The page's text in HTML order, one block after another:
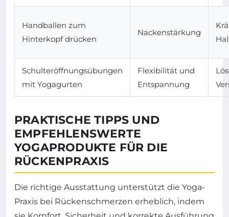
Handballen zum
Hinterkopf drücken
Nackenstärkung
Schulteröffnungsübungen
mit Yogagurten
Flexibilität und
Entspannung
PRAKTISCHE TIPPS UND
EMPFEHLENSWERTE
YOGAPRODUKTE FÜR DIE
RÜCKENPRAXIS
Die richtige Ausstattung unterstützt die Yoga-
Praxis bei Rückenschmerzen erheblich, indem